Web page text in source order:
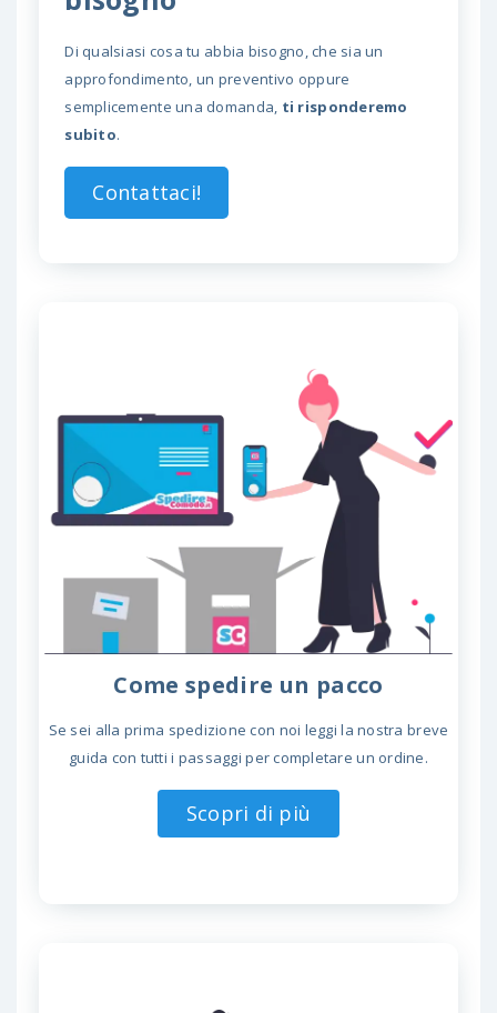
Di qualsiasi cosa tu abbia bisogno, che sia un
approfondimento, un preventivo oppure
semplicemente una domanda, ti risponderemo
subito.
Contattaci!
Come spedire un pacco
Se sei alla prima spedizione con noi leggi la nostra breve
guida con tutti i passaggi per completare un ordine.
Scopri di più